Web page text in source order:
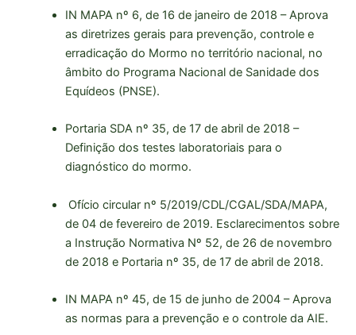
IN MAPA nº 6, de 16 de janeiro de 2018 – Aprova
as diretrizes gerais para prevenção, controle e
erradicação do Mormo no território nacional, no
âmbito do Programa Nacional de Sanidade dos
Equídeos (PNSE).
Portaria SDA nº 35, de 17 de abril de 2018 –
Definição dos testes laboratoriais para o
diagnóstico do mormo.
Ofício circular nº 5/2019/CDL/CGAL/SDA/MAPA,
de 04 de fevereiro de 2019. Esclarecimentos sobre
a Instrução Normativa Nº 52, de 26 de novembro
de 2018 e Portaria nº 35, de 17 de abril de 2018.
IN MAPA nº 45, de 15 de junho de 2004 – Aprova
as normas para a prevenção e o controle da AIE.